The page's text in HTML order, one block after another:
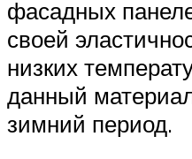
фасадных
своей
низких
данный
зимний период.